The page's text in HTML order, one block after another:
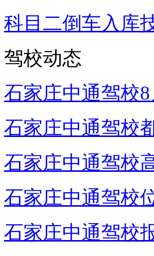
科目二倒车入库
驾校动态
石家庄中通驾校
石家庄中通驾校
石家庄中通驾校
石家庄中通驾校
石家庄中通驾校